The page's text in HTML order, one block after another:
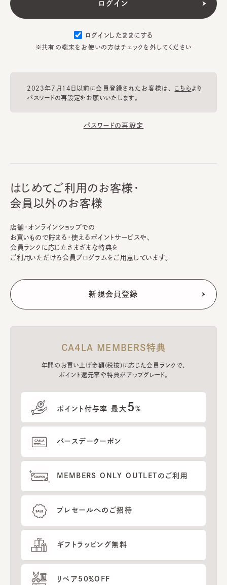
ログインしたままにする
※共有の端末をお使いの方はチェックを外してください
2023年7月14日以前に会員登録されたお客様は、 こちらより
パスワードの再設定をお願いいたします。
パスワードの再設定
はじめてご利用のお客様・
会員以外のお客様
店舗・オンラインショップでの
お買いもので貯まる・使えるポイントサービスや、
会員ランクに応じたさまざまな特典を
ご利用いただける会員プログラムをご用意しています。
CA4LA MEMBERS特典
年間のお買い上げ金額(税抜)に応じた会員ランクで、
ポイント還元率や特典がアップグレード。
ポイント付与率 最大 5%
バースデークーポン
MEMBERS ONLY OUTLETのご利用
プレセールへのご招待
ギフトラッピング無料
リペア50％OFF